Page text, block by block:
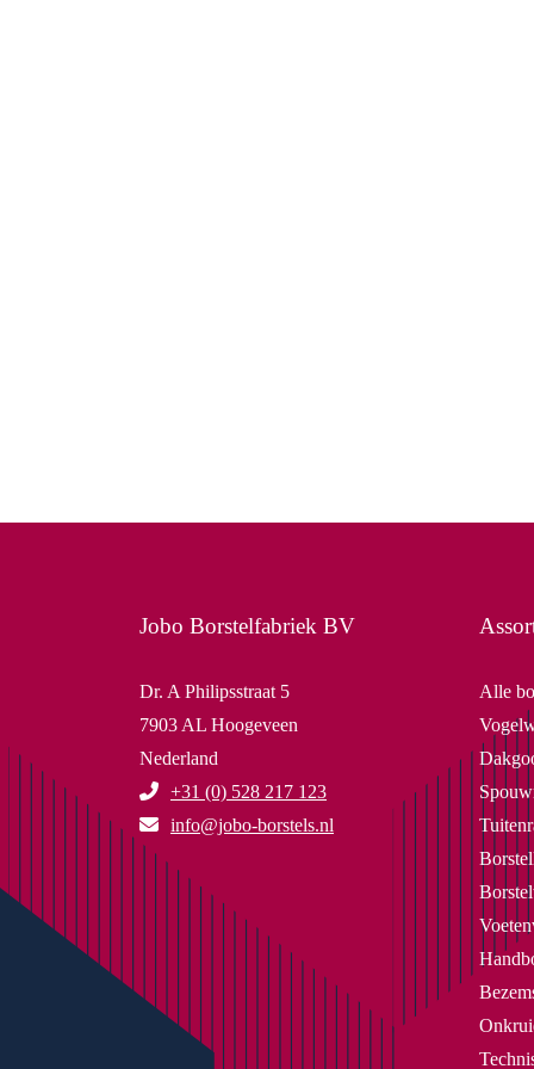
Jobo Borstelfabriek BV
Dr. A Philipsstraat 5
7903 AL Hoogeveen
Nederland
+31 (0) 528 217 123
info@jobo-borstels.nl
Alle